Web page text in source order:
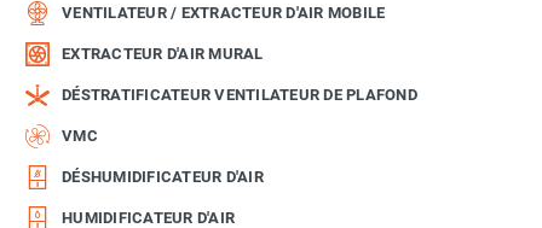
VENTILATEUR / EXTRACTEUR D'AIR MOBILE
EXTRACTEUR D'AIR MURAL
DÉSTRATIFICATEUR VENTILATEUR DE PLAFOND
VMC
DÉSHUMIDIFICATEUR D'AIR
HUMIDIFICATEUR D'AIR